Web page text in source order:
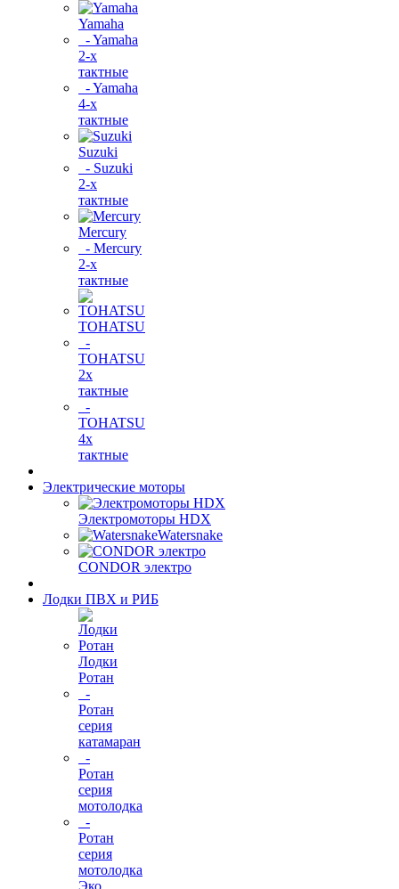
Yamaha
- Yamaha
2-х
тактные
- Yamaha
4-х
тактные
Suzuki
- Suzuki
2-х
тактные
Mercury
- Mercury
2-х
тактные
TOHATSU
-
TOHATSU
2х
тактные
-
TOHATSU
4х
тактные
Электрические моторы
Электромоторы HDX
Watersnake
CONDOR электро
Лодки ПВХ и РИБ
Лодки
Ротан
-
Ротан
серия
катамаран
-
Ротан
серия
мотолодка
-
Ротан
серия
мотолодка
Эко